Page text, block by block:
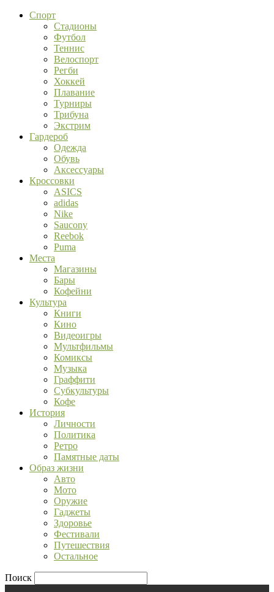
Спорт
Стадионы
Футбол
Теннис
Велоспорт
Регби
Хоккей
Плавание
Турниры
Трибуна
Экстрим
Гардероб
Одежда
Обувь
Аксессуары
Кроссовки
ASICS
adidas
Nike
Saucony
Reebok
Puma
Места
Магазины
Бары
Кофейни
Культура
Книги
Кино
Видеоигры
Мультфильмы
Комиксы
Музыка
Граффити
Субкультуры
Кофе
История
Личности
Политика
Ретро
Памятные даты
Образ жизни
Авто
Мото
Оружие
Гаджеты
Здоровье
Фестивали
Путешествия
Остальное
Поиск